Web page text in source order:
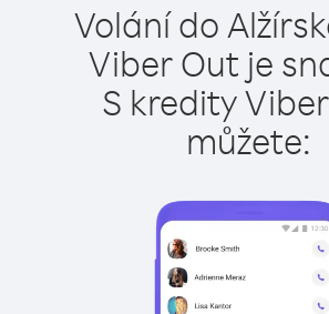
Volání do
Viber Out je
S kredity
můžete: